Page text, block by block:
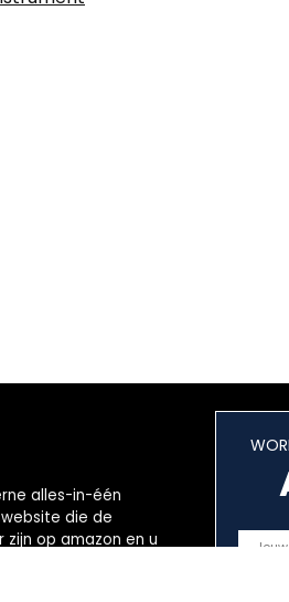
alles-in-één
die de
op amazon en u